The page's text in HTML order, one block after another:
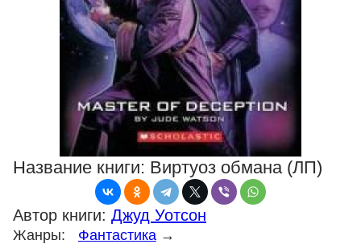
Название книги: Виртуоз обмана (ЛП)
Автор книги: Джуд Уотсон
Жанры: Фантастика →